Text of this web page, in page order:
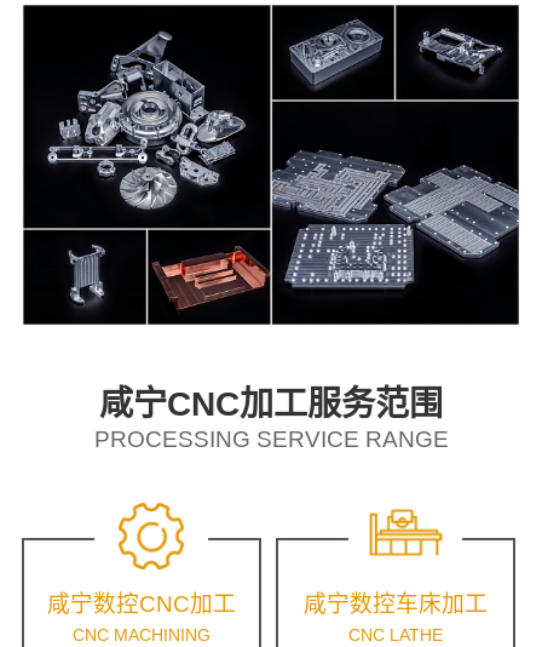
咸宁CNC加工服务范围
PROCESSING SERVICE RANGE
咸宁数控CNC加工
CNC MACHINING
咸宁数控车床加工
CNC LATHE